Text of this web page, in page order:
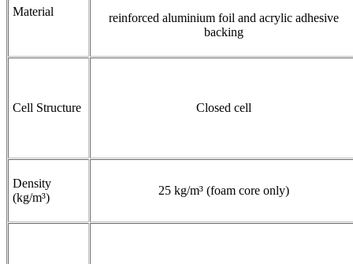
Material
reinforced aluminium foil and acrylic adhesive
backing
Cell Structure Closed cell
Density
(kg/m³)
25 kg/m³ (foam core only)